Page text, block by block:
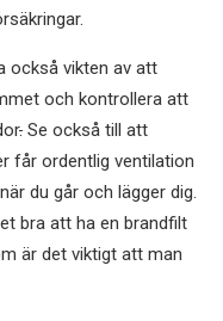
också vikten av att
och kontrollera att
. Se också till att
får ordentlig ventilation
du går och lägger dig.
bra att ha en brandfilt
är det viktigt att man